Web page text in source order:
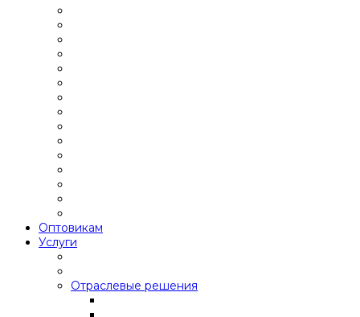
Оптовикам
Услуги
Отраслевые решения